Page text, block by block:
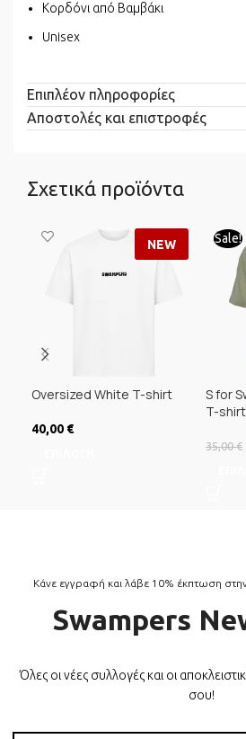
Κορδόνι από Βαμβάκι
Unisex
Επιπλέον πληροφορίες
Αποστολές και επιστροφές
Σχετικά προϊόντα
NEW
Oversized White T-shirt
40,00 €
Sale!
S for
T-shirt
35,00€
Κάνε εγγραφή και λάβε 10% έκπτωση
Swampers
Όλες οι νέες συλλογές και οι
σου!